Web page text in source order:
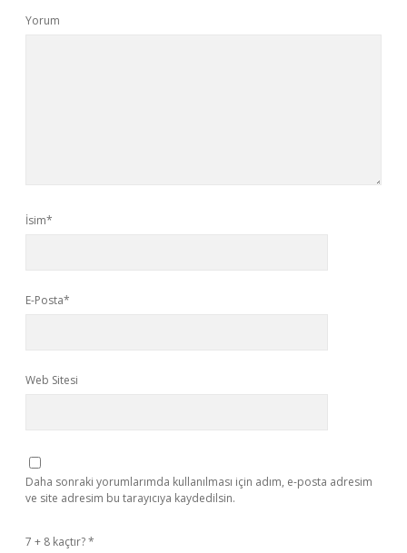
Yorum
İsim*
E-Posta*
Web Sitesi
Daha sonraki yorumlarımda kullanılması için adım, e-posta adresim
ve site adresim bu tarayıcıya kaydedilsin.
7 + 8 kaçtır?*